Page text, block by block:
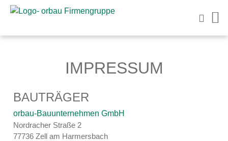
IMPRESSUM
BAUTRÄGER
orbau-Bauunternehmen GmbH
Nordracher Straße 2
77736 Zell am Harmersbach